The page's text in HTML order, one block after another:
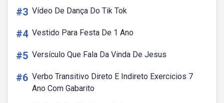
#3 Vídeo De Dança Do Tik Tok
#4 Vestido Para Festa De 1 Ano
#5 Versículo Que Fala Da Vinda De Jesus
#6 Verbo Transitivo Direto E Indireto Exercicios 7
Ano Com Gabarito